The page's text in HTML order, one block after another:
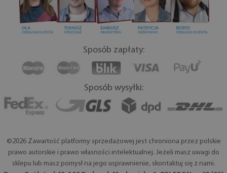
Sposób zapłaty:
Sposób wysyłki:
©2026 Zawartość platformy sprzedażowej jest chroniona przez polskie
prawo autorskie i prawo własności intelektualnej. Jeżeli masz uwagi do
sklepu lub masz pomysł na jego usprawnienie, skontaktuj się z nami.